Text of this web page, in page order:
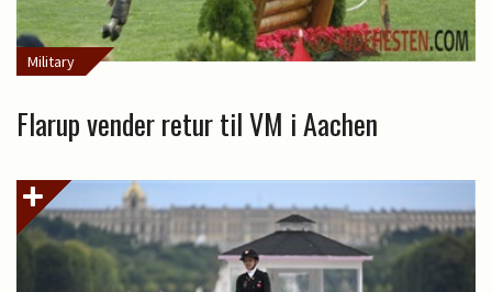
Military
Flarup vender retur til VM i Aachen